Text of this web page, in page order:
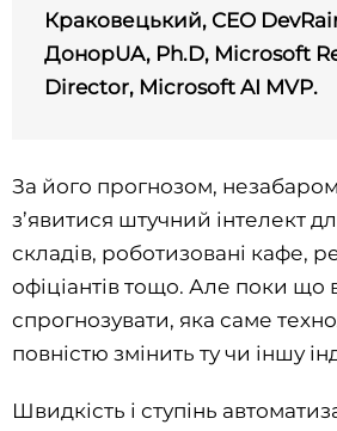
Краковецький, CEO
ДонорUA, Ph.D, Microsoft
Director, Microsoft AI MVP.
За його прогнозом,
з’явитися штучний інтелект
складів, роботизовані кафе,
офіціантів тощо. Але поки що
спрогнозувати, яка саме
повністю змінить ту чи іншу
Швидкість і ступінь